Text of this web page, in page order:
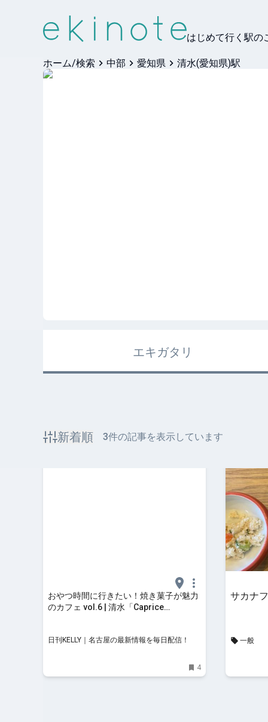
はじめて行く駅の
ホーム/検索 中部 愛知県 清水(愛知県)駅
エキガタリ
新着順 3件の記事を表示しています
おやつ時間に行きたい！焼き菓子が魅力
のカフェ vol.6 | 清水「Caprice
の最新情報を毎日配信！
日刊KELLY｜名古屋の最新情報を毎日配信！
4
サカナ
一般